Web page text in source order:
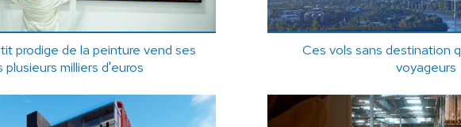
prodige de la peinture vend ses
plusieurs milliers d'euros
Ces vols sans destination
voyageurs